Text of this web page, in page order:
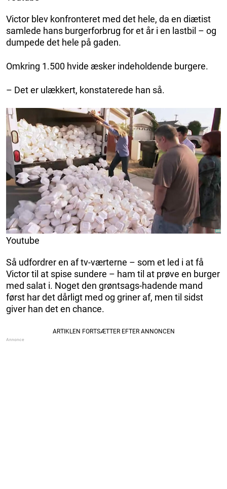
Victor blev konfronteret med det hele, da en diætist
samlede hans burgerforbrug for et år i en lastbil – og
dumpede det hele på gaden.
Omkring 1.500 hvide æsker indeholdende burgere.
– Det er ulækkert, konstaterede han så.
Youtube
Så udfordrer en af ​​tv-værterne – som et led i at få
Victor til at spise sundere – ham til at prøve en burger
med salat i. Noget den grøntsags-hadende mand
først har det dårligt med og griner af, men til sidst
giver han det en chance.